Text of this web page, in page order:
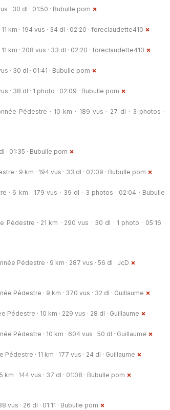
· 30 dl · 01:50 · Bubulle pom
km · 194 vus · 34 dl · 02:20 · foreclaudette410
km · 208 vus · 33 dl · 02:20 · foreclaudette410
· 30 dl · 01:41 · Bubulle pom
· 38 dl · 1 photo · 02:09 · Bubulle pom
Pédestre · 10 km · 189 vus · 27 dl · 3 photos ·
· 01:35 · Bubulle pom
· 9 km · 194 vus · 33 dl · 02:09 · Bubulle pom
· 6 km · 179 vus · 39 dl · 3 photos · 02:04 · Bubulle
Pédestre · 21 km · 290 vus · 30 dl · 1 photo · 05:16 ·
Pédestre · 9 km · 287 vus · 56 dl · JcD
Pédestre · 9 km · 370 vus · 32 dl · Guillaume
Pédestre · 10 km · 229 vus · 28 dl · Guillaume
Pédestre · 10 km · 604 vus · 50 dl · Guillaume
Pédestre · 11 km · 177 vus · 24 dl · Guillaume
· 144 vus · 37 dl · 01:08 · Bubulle pom
vus · 26 dl · 01:11 · Bubulle pom